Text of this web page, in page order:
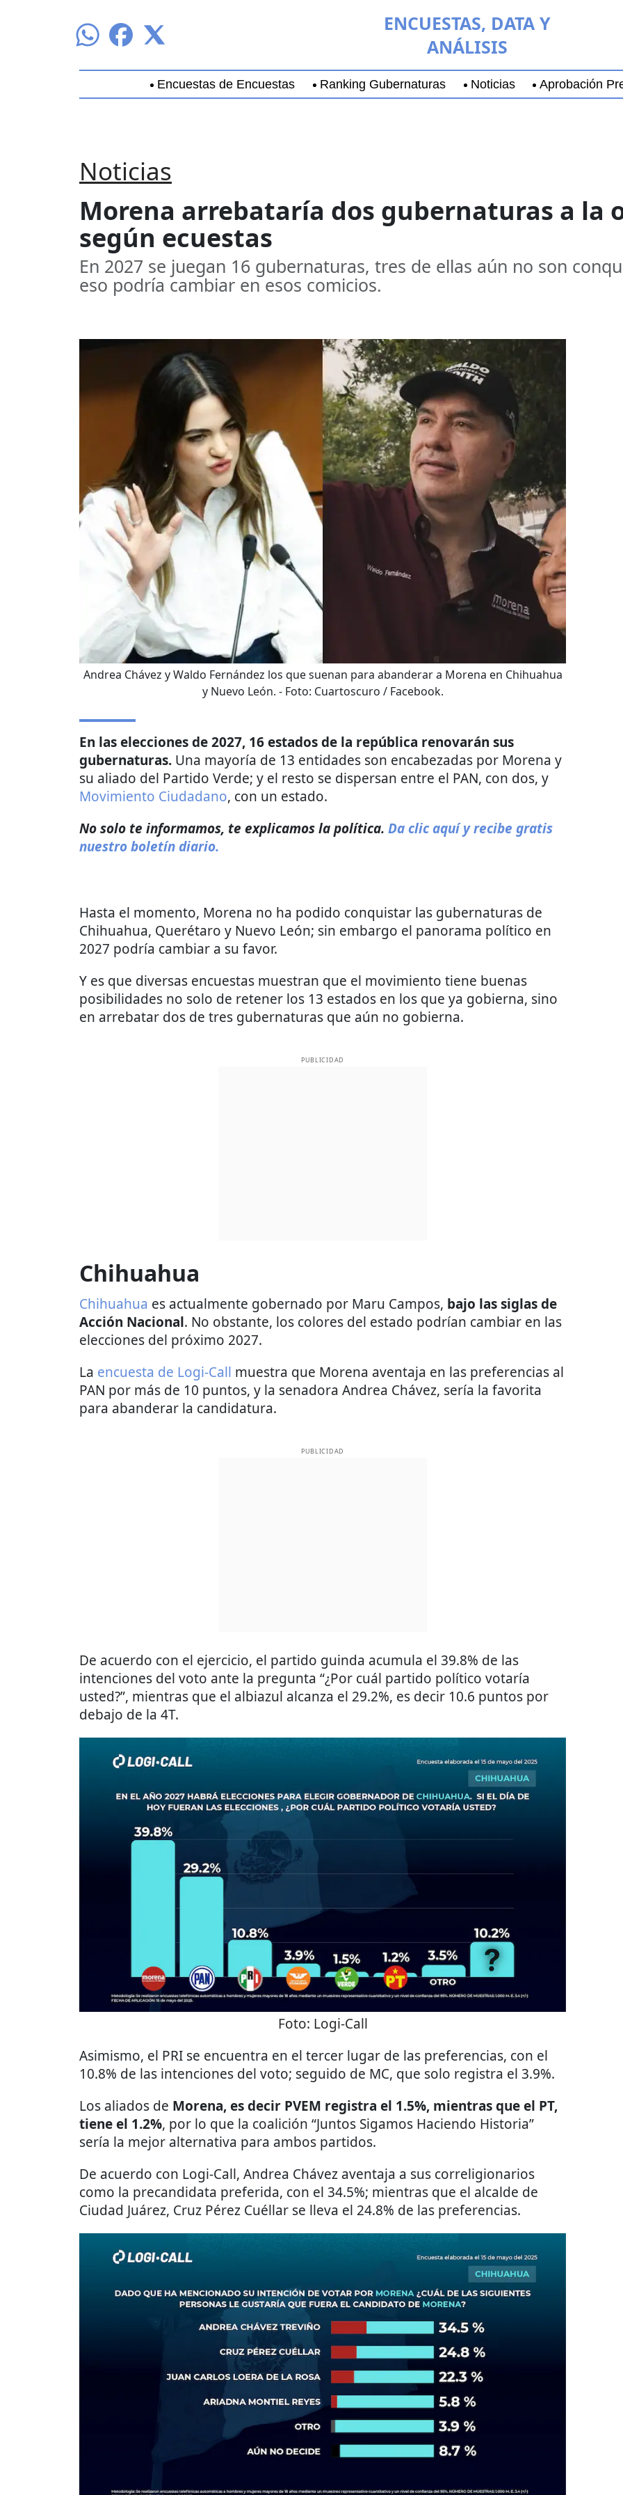
ENCUESTAS, DATA Y
ANÁLISIS
Encuestas de Encuestas Ranking Gubernaturas Noticias Aprobación
Noticias
Morena arrebataría dos gubernaturas a la
según ecuestas
En 2027 se juegan 16 gubernaturas, tres de ellas aún no son
eso podría cambiar en esos comicios.
Andrea Chávez y Waldo Fernández los que suenan para abanderar a Morena en Chihuahua
y Nuevo León. - Foto: Cuartoscuro / Facebook.
En las elecciones de 2027, 16 estados de la república renovarán sus
gubernaturas. Una mayoría de 13 entidades son encabezadas por Morena y
su aliado del Partido Verde; y el resto se dispersan entre el PAN, con dos, y
Movimiento Ciudadano, con un estado.
No solo te informamos, te explicamos la política. Da clic aquí y recibe gratis
nuestro boletín diario.
Hasta el momento, Morena no ha podido conquistar las gubernaturas de
Chihuahua, Querétaro y Nuevo León; sin embargo el panorama político en
2027 podría cambiar a su favor.
Y es que diversas encuestas muestran que el movimiento tiene buenas
posibilidades no solo de retener los 13 estados en los que ya gobierna, sino
en arrebatar dos de tres gubernaturas que aún no gobierna.
PUBLICIDAD
Chihuahua
Chihuahua es actualmente gobernado por Maru Campos, bajo las siglas de
Acción Nacional. No obstante, los colores del estado podrían cambiar en las
elecciones del próximo 2027.
La encuesta de Logi-Call muestra que Morena aventaja en las preferencias al
PAN por más de 10 puntos, y la senadora Andrea Chávez, sería la favorita
para abanderar la candidatura.
PUBLICIDAD
De acuerdo con el ejercicio, el partido guinda acumula el 39.8% de las
intenciones del voto ante la pregunta “¿Por cuál partido político votaría
usted?”, mientras que el albiazul alcanza el 29.2%, es decir 10.6 puntos por
debajo de la 4T.
Foto: Logi-Call
Asimismo, el PRI se encuentra en el tercer lugar de las preferencias, con el
10.8% de las intenciones del voto; seguido de MC, que solo registra el 3.9%.
Los aliados de Morena, es decir PVEM registra el 1.5%, mientras que el PT,
tiene el 1.2%, por lo que la coalición “Juntos Sigamos Haciendo Historia”
sería la mejor alternativa para ambos partidos.
De acuerdo con Logi-Call, Andrea Chávez aventaja a sus correligionarios
como la precandidata preferida, con el 34.5%; mientras que el alcalde de
Ciudad Juárez, Cruz Pérez Cuéllar se lleva el 24.8% de las preferencias.